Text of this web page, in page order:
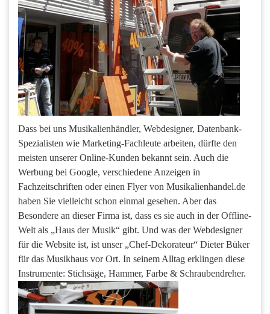
Dass bei uns Musikalienhändler, Webdesigner, Datenbank-
Spezialisten wie Marketing-Fachleute arbeiten, dürfte den
meisten unserer Online-Kunden bekannt sein. Auch die
Werbung bei Google, verschiedene Anzeigen in
Fachzeitschriften oder einen Flyer von Musikalienhandel.de
haben Sie vielleicht schon einmal gesehen. Aber das
Besondere an dieser Firma ist, dass es sie auch in der Offline-
Welt als „Haus der Musik“ gibt. Und was der Webdesigner
für die Website ist, ist unser „Chef-Dekorateur“ Dieter Büker
für das Musikhaus vor Ort. In seinem Alltag erklingen diese
Instrumente: Stichsäge, Hammer, Farbe & Schraubendreher.